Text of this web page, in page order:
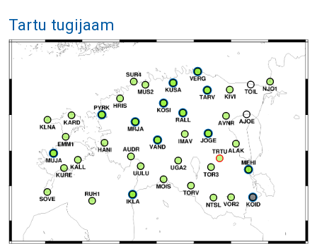
Tartu tugijaam